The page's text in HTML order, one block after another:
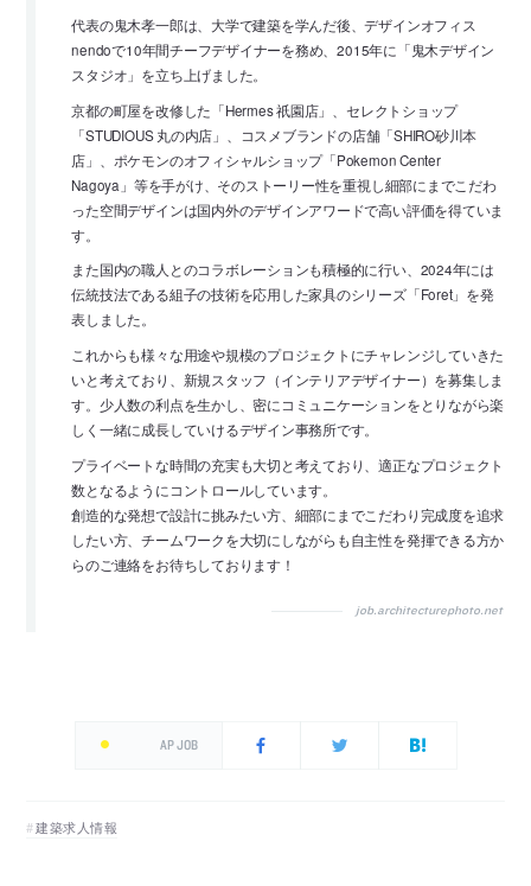
代表の鬼木孝一郎は、大学で建築を学んだ後、デザインオフィス
nendoで10年間チーフデザイナーを務め、2015年に「鬼木デザイン
スタジオ」を立ち上げました。
京都の町屋を改修した「Hermes 祇園店」、セレクトショップ
「STUDIOUS 丸の内店」、コスメブランドの店舗「SHIRO砂川本
店」、ポケモンのオフィシャルショップ「Pokemon Center
Nagoya」等を手がけ、そのストーリー性を重視し細部にまでこだわ
った空間デザインは国内外のデザインアワードで高い評価を得ていま
す。
また国内の職人とのコラボレーションも積極的に行い、2024年には
伝統技法である組子の技術を応用した家具のシリーズ「Foret」を発
表しました。
これからも様々な用途や規模のプロジェクトにチャレンジしていきた
いと考えており、新規スタッフ（インテリアデザイナー）を募集しま
す。少人数の利点を生かし、密にコミュニケーションをとりながら楽
しく一緒に成長していけるデザイン事務所です。
プライベートな時間の充実も大切と考えており、適正なプロジェクト
数となるようにコントロールしています。
創造的な発想で設計に挑みたい方、細部にまでこだわり完成度を追求
したい方、チームワークを大切にしながらも自主性を発揮できる方か
らのご連絡をお待ちしております！
job.architecturephoto.net
AP JOB
建築求人情報